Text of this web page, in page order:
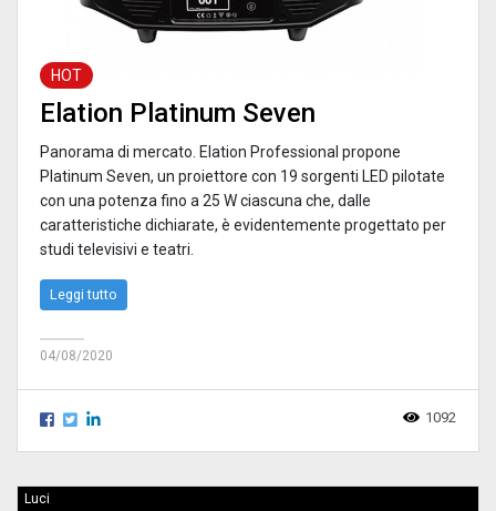
HOT
Elation Platinum Seven
Panorama di mercato. Elation Professional propone
Platinum Seven, un proiettore con 19 sorgenti LED pilotate
con una potenza fino a 25 W ciascuna che, dalle
caratteristiche dichiarate, è evidentemente progettato per
studi televisivi e teatri.
Leggi tutto
04/08/2020
1092
Luci